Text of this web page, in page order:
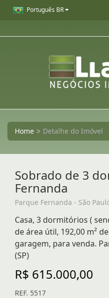
Português BR
Home Detalhe do Imóvel
Sobrado de 3
Fernanda
Parque Fernanda - São
Casa, 3 dormitórios (
de área útil, 192,00 m²
garagem, para venda.
(SP)
R$ 615.000,00
REF. 5517